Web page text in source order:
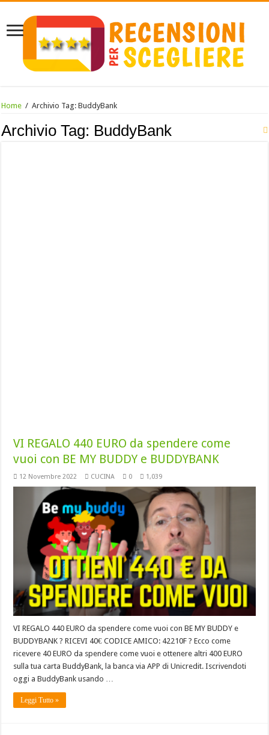
Home / Archivio Tag:BuddyBank
Archivio Tag: BuddyBank
VI REGALO 440 EURO da spendere come
vuoi con BE MY BUDDY e BUDDYBANK
12 Novembre 2022 CUCINA 0 1,039
VI REGALO 440 EURO da spendere come vuoi con BE MY BUDDY e
BUDDYBANK ? RICEVI 40€ CODICE AMICO: 42210F ? Ecco come
ricevere 40 EURO da spendere come vuoi e ottenere altri 400 EURO
sulla tua carta BuddyBank, la banca via APP di Unicredit. Iscrivendoti
oggi a BuddyBank usando …
Leggi Tutto »